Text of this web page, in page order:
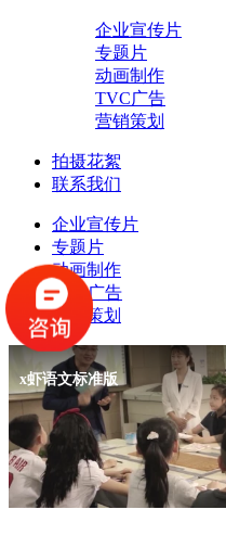
企业宣传片
专题片
动画制作
TVC广告
营销策划
拍摄花絮
联系我们
企业宣传片
专题片
动画制作
TVC广告
营销策划